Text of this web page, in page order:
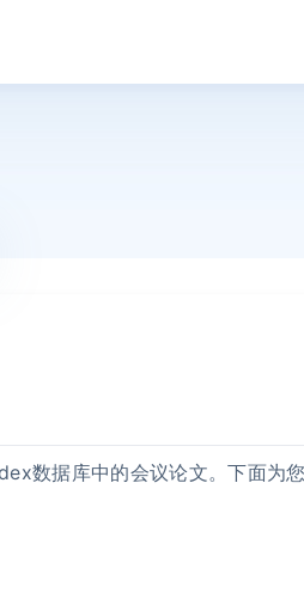
数据库中的会议论文。下面为